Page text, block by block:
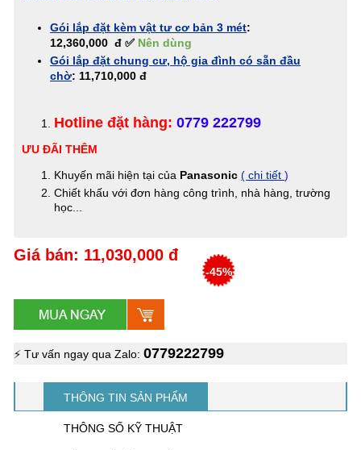
Gói lắp đặt kèm vật tư cơ bản 3 mét:
12,360,000 đ ✅ Nên dùng
Gói lắp đặt chung cư, hộ gia đình có sẵn đầu
chờ: 11,710,000 đ
Hotline đặt hàng: 0779 222799
ƯU ĐÃI THÊM
Khuyến mãi hiện tại của Panasonic ( chi tiết )
Chiết khấu với đơn hàng công trình, nhà hàng, trường
học...
Giá bán: 11,030,000 đ
-45%
⚡ Tư vấn ngay qua Zalo: 0779222799
THÔNG TIN SẢN PHẨM
THÔNG SỐ KỸ THUẬT